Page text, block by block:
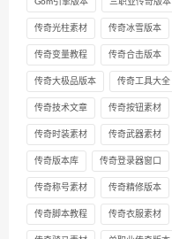
Gom引擎版本 三职业传奇版本
传奇光柱素材 传奇冰雪版本
传奇变量教程 传奇合击版本
传奇大极品版本 传奇工具大全
传奇技术文章 传奇按钮素材
传奇时装素材 传奇武器素材
传奇版本库 传奇登录器窗口
传奇称号素材 传奇精修版本
传奇脚本教程 传奇衣服素材